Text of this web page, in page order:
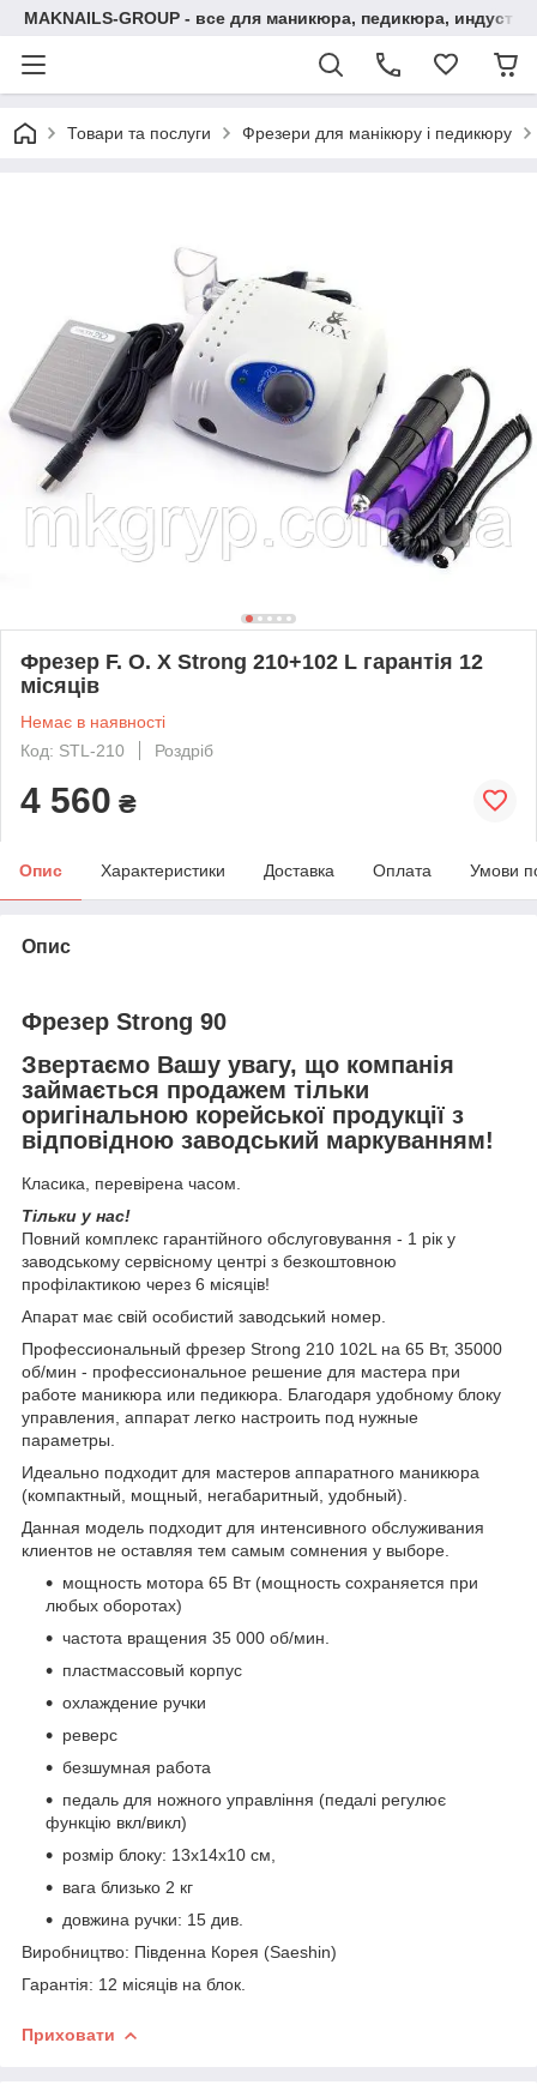
MAKNAILS-GROUP - все для маникюра, педикюра,
Товари та послуги Фрезери для манікюру і педикюру
Фрезер F. O. X Strong 210+102 L гарантія 12
місяців
Немає в наявності
Код: STL-210
Роздріб
4 560 ₴
Опис Характеристики Доставка Оплата Умови
Опис
Фрезер Strong 90
Звертаємо Вашу увагу, що компанія
займається продажем тільки
оригінальною корейської продукції з
відповідною заводський маркуванням!
Класика, перевірена часом.
Тільки у нас!
Повний комплекс гарантійного обслуговування - 1 рік у
заводському сервісному центрі з безкоштовною
профілактикою через 6 місяців!
Апарат має свій особистий заводський номер.
Профессиональный фрезер Strong 210 102L на 65 Вт, 35000
об/мин - профессиональное решение для мастера при
работе маникюра или педикюра. Благодаря удобному блоку
управления, аппарат легко настроить под нужные
параметры.
Идеально подходит для мастеров аппаратного маникюра
(компактный, мощный, негабаритный, удобный).
Данная модель подходит для интенсивного обслуживания
клиентов не оставляя тем самым сомнения у выборе.
мощность мотора 65 Вт (мощность сохраняется при
любых оборотах)
частота вращения 35 000 об/мин.
пластмассовый корпус
охлаждение ручки
реверс
безшумная работа
педаль для ножного управління (педалі регулює
функцію вкл/викл)
розмір блоку: 13х14х10 см,
вага близько 2 кг
довжина ручки: 15 див.
Виробництво: Південна Корея (Saeshin)
Гарантія: 12 місяців на блок.
Приховати